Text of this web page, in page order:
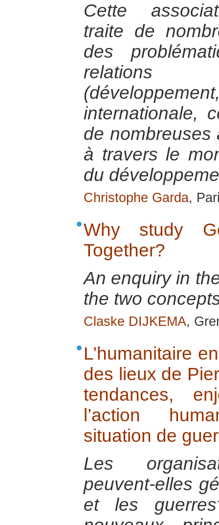
Cette
traite de
des
relations
internationale,
de nombreuses
à travers le
du
Christophe Garda,
Why study
Together?
An enquiry in
the two
Claske DIJKEMA,
L’humanitaire
des lieux de
tendances,
l’action
situation de
Les
peuvent-elles
et les